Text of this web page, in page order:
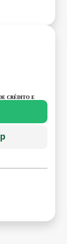
CRÉDITO E